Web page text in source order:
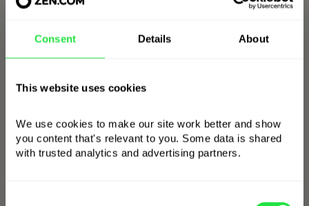
Consent Details About
This website uses cookies
We use cookies to make our site work better and show
you content that's relevant to you. Some data is shared
with trusted analytics and advertising partners.